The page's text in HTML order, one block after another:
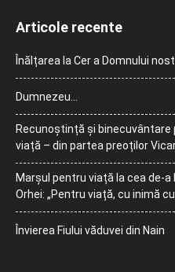
Articole recente
Înălțarea la Cer a Domnului
Dumnezeu…
Recunoștință și
viață – din partea preoților
Marșul pentru viață la cea de-a
Orhei: „Pentru viață, cu inimă
Învierea Fiului văduvei din Nain